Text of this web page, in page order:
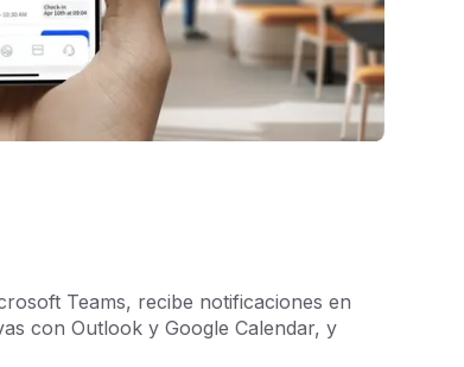
Teams, recibe notificaciones en
con Outlook y Google Calendar, y